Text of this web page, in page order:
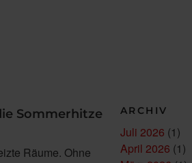
Sommerhitze
Räume. Ohne
ARCHIV
Juli 2026 (1)
April 2026 (1)